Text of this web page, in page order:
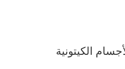
الكيتونية